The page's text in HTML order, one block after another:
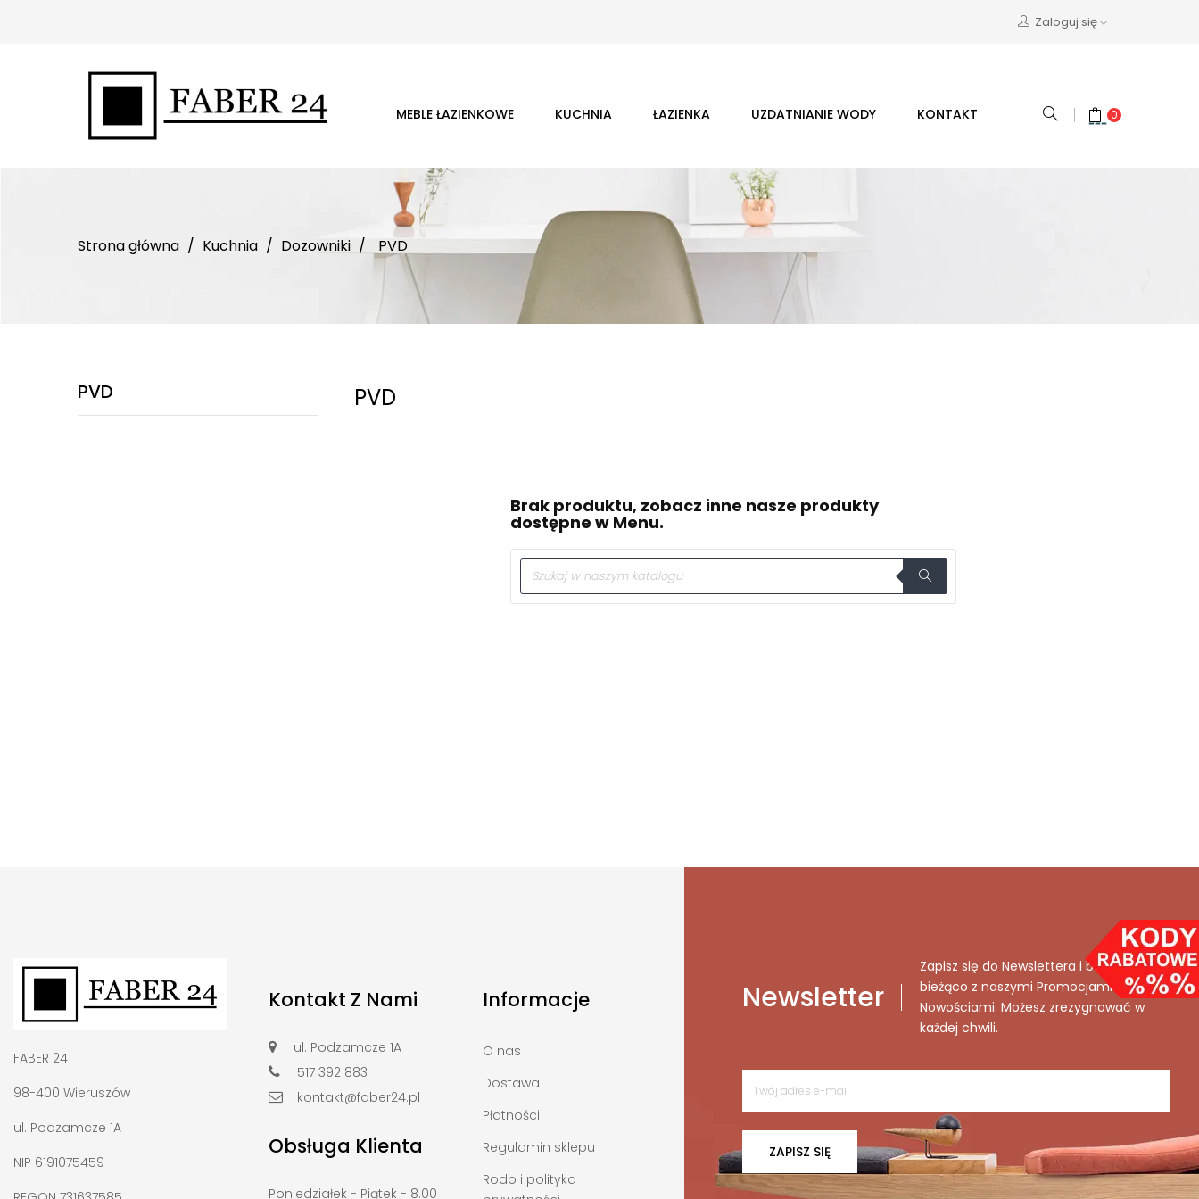
Zaloguj się
MEBLE ŁAZIENKOWE KUCHNIA ŁAZIENKA UZDATNIANIE WODY KONTAKT 0
Strona główna Kuchnia Dozowniki PVD
PVD PVD
Brak produktu, zobacz inne nasze produkty
dostępne w Menu.
FABER 24
98-400 Wieruszów
ul. Podzamcze 1A
NIP 6191075459
Kontakt Z Nami
ul. Podzamcze 1A
517 392 883
kontakt@faber24.pl
Obsługa Klienta
Poniedziałek - Piątek - 8.00
Informacje
O nas
Dostawa
Płatności
Regulamin sklepu
Rodo i polityka
Newsletter
Zapisz się do Newslettera i bądź na
bieżąco z naszymi Promocjami i
Nowościami. Możesz zrezygnować w
każdej chwili.
ZAPISZ SIĘ